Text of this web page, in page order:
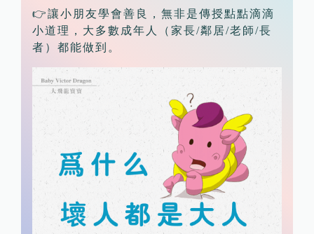
👉讓小朋友學會善良，無非是傳授點點滴滴
小道理，大多數成年人（家長/鄰居/老師/長
者）都能做到。